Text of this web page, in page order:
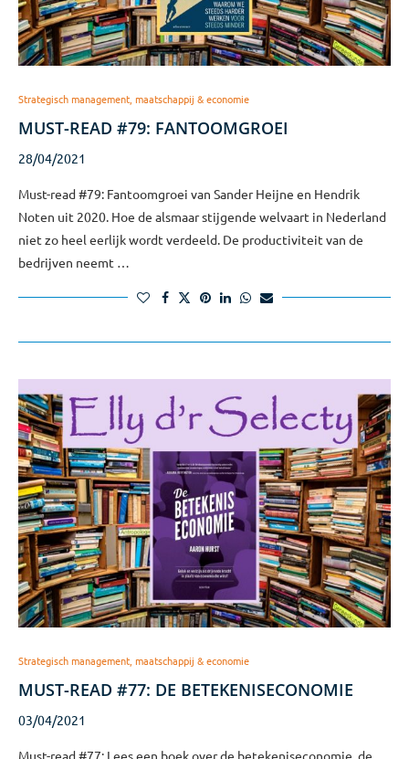
Strategisch management, maatschappij & economie
MUST-READ #79: FANTOOMGROEI
28/04/2021
Must-read #79: Fantoomgroei van Sander Heijne en Hendrik
Noten uit 2020. Hoe de alsmaar stijgende welvaart in Nederland
niet zo heel eerlijk wordt verdeeld. De productiviteit van de
bedrijven neemt …
Strategisch management, maatschappij & economie
MUST-READ #77: DE BETEKENISECONOMIE
03/04/2021
Must-read #77: Lees een boek over de betekeniseconomie, de